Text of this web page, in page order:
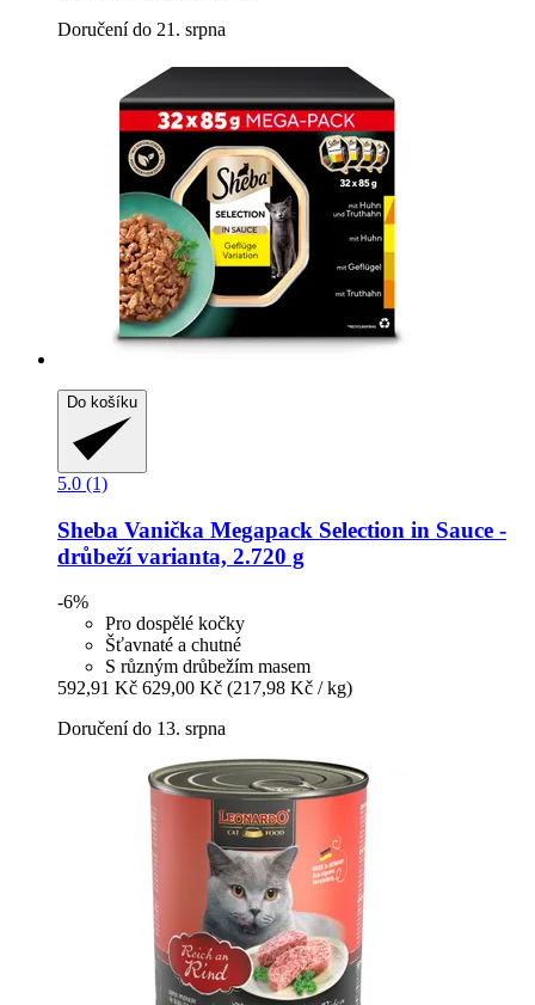
Doručení do 21. srpna
Do košíku
5.0 (1)
Sheba Vanička Megapack Selection in Sauce -​
drůbeží varianta, 2.720 g
-6%
Pro dospělé kočky
Šťavnaté a chutné
S různým drůbežím masem
592,91 Kč 629,00 Kč (217,98 Kč / kg)
Doručení do 13. srpna